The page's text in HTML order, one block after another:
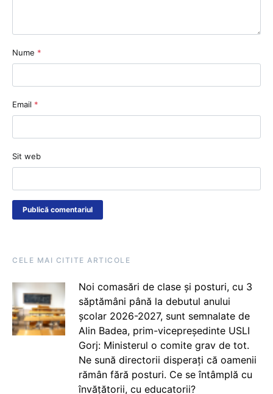
Nume *
Email *
Sit web
CELE MAI CITITE ARTICOLE
Noi comasări de clase și posturi, cu 3
săptămâni până la debutul anului
școlar 2026-2027, sunt semnalate de
Alin Badea, prim-vicepreședinte USLI
Gorj: Ministerul o comite grav de tot.
Ne sună directorii disperați că oamenii
rămân fără posturi. Ce se întâmplă cu
învățătorii, cu educatorii?